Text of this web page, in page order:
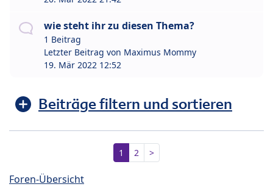
wie steht ihr zu diesen Thema?
1 Beitrag
Letzter Beitrag von Maximus Mommy
19. Mär 2022 12:52
Beiträge filtern und sortieren
1 2 >
Foren-Übersicht